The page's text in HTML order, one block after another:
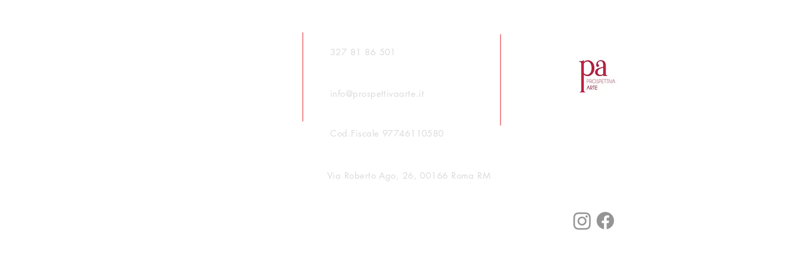
Cod.Fiscale 97746110580
327 81 86 501
info@prospettivaarte.it
Via Roberto Ago, 26, 00166 Roma RM